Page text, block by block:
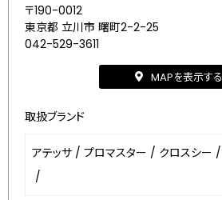
〒190-0012
東京都 立川市 曙町2-2-25
042-529-3611
MAPを表示する
取扱ブランド
アテッサ / プロマスター / クロスシー /
/